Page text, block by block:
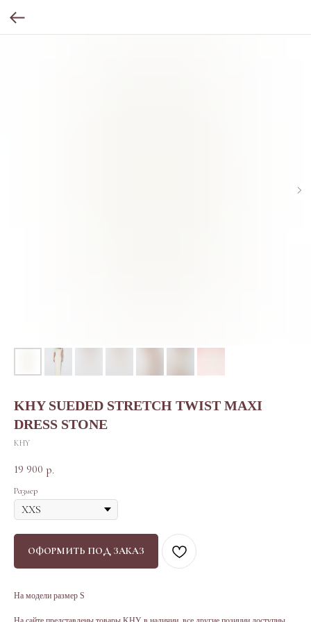
KHY SUEDED STRETCH TWIST MAXI
DRESS STONE
KHY
19 900 р.
Размер
ОФОРМИТЬ ПОД ЗАКАЗ
На модели размер S